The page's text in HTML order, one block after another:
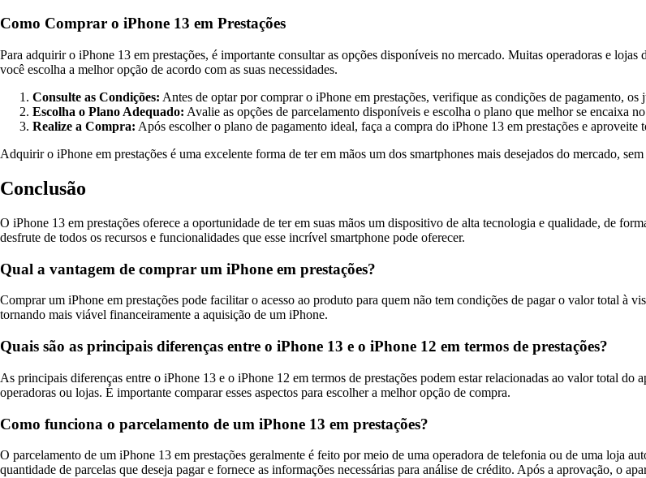
Como Comprar o iPhone 13 em Prestações
Para adquirir o iPhone 13 em prestações, é importante consultar as opções disponíveis no mercado. Muitas operadoras e
você escolha a melhor opção de acordo com as suas necessidades.
Consulte as Condições: Antes de optar por comprar o iPhone em prestações, verifique as condições de pagamento,
Escolha o Plano Adequado: Avalie as opções de parcelamento disponíveis e escolha o plano que melhor se encaixa
Realize a Compra: Após escolher o plano de pagamento ideal, faça a compra do iPhone 13 em prestações e
Adquirir o iPhone em prestações é uma excelente forma de ter em mãos um dos smartphones mais desejados do mercado,
Conclusão
O iPhone 13 em prestações oferece a oportunidade de ter em suas mãos um dispositivo de alta tecnologia e qualidade, de
desfrute de todos os recursos e funcionalidades que esse incrível smartphone pode oferecer.
Qual a vantagem de comprar um iPhone em prestações?
Comprar um iPhone em prestações pode facilitar o acesso ao produto para quem não tem condições de pagar o valor total à
tornando mais viável financeiramente a aquisição de um iPhone.
Quais são as principais diferenças entre o iPhone 13 e o iPhone 12 em termos de prestações?
As principais diferenças entre o iPhone 13 e o iPhone 12 em termos de prestações podem estar relacionadas ao valor total do
operadoras ou lojas. É importante comparar esses aspectos para escolher a melhor opção de compra.
Como funciona o parcelamento de um iPhone 13 em prestações?
O parcelamento de um iPhone 13 em prestações geralmente é feito por meio de uma operadora de telefonia ou de uma loja
quantidade de parcelas que deseja pagar e fornece as informações necessárias para análise de crédito. Após a aprovação, o